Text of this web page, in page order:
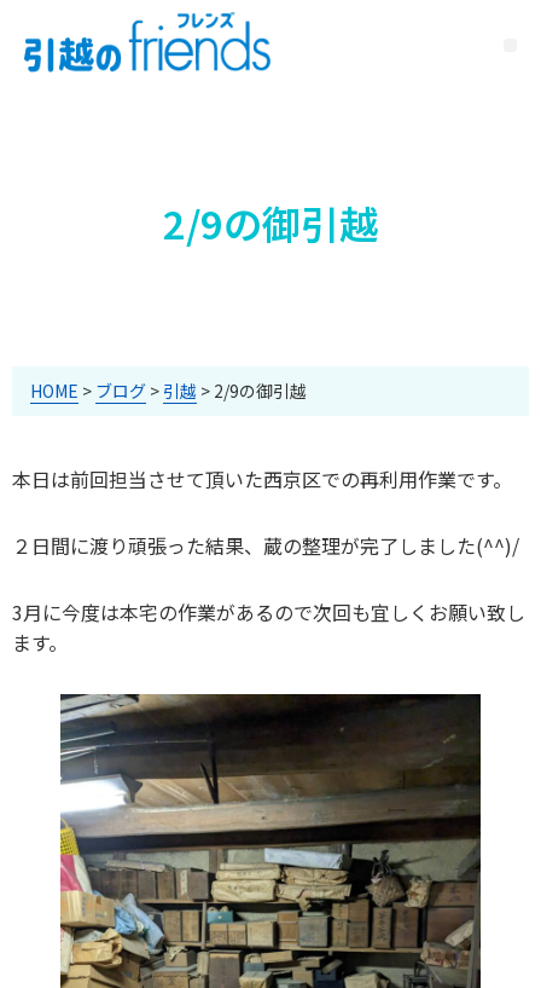
2/9の御引越
HOME > ブログ > 引越 > 2/9の御引越
本日は前回担当させて頂いた西京区での再利用作業です。
２日間に渡り頑張った結果、蔵の整理が完了しました(^^)/
3月に今度は本宅の作業があるので次回も宜しくお願い致し
ます。